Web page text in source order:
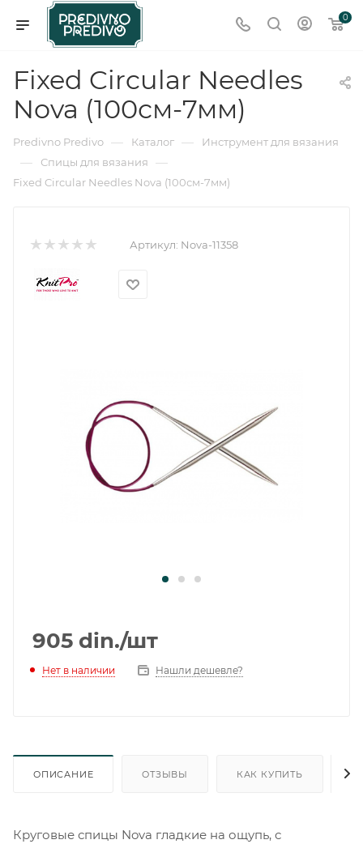
0
Fixed Circular Needles
Nova (100см-7мм)
Predivno Predivo — Каталог — Инструмент для вязания
— Спицы для вязания —
Fixed Circular Needles Nova (100см-7мм)
Артикул: Nova-11358
905 din./шт
Нет в наличии Нашли дешевле?
ОПИСАНИЕ ОТЗЫВЫ КАК КУПИТЬ
Круговые спицы Nova гладкие на ощупь, с